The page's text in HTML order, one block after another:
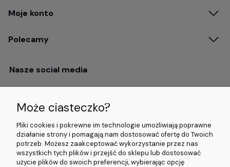
Moje konto
Polecamy
Nasze social media
Opinie i wyróżnienia
5.0/5.0 (5000+
opinii)
5.0/5.0 (5000+
opinii)
4.9/5.0 (120+
opinii)
Może ciasteczko?
Pliki cookies i pokrewne im technologie umożliwiają poprawne
działanie strony i pomagają nam dostosować ofertę do Twoich
potrzeb. Możesz zaakceptować wykorzystanie przez nas
wszystkich tych plików i przejść do sklepu lub dostosować
użycie plików do swoich preferencji, wybierając opcję